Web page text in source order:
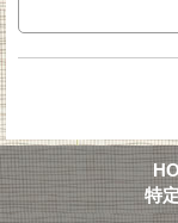
特